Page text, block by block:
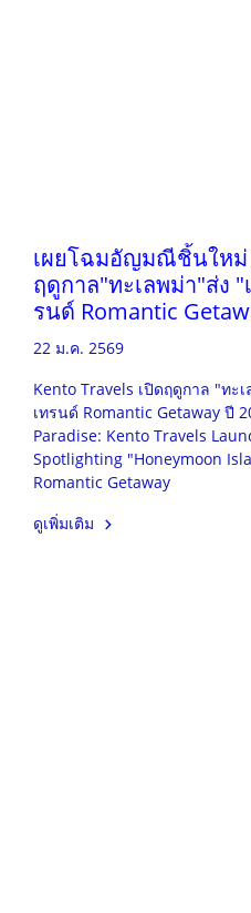
เผยโฉมอัญมณีชิ้นใหม่
ฤดูกาล"ทะเลพม่า"ส่ง
รนด์ Romantic
22 ม.ค. 2569
Kento Travels เปิดฤดูกาล "ท
เทรนด์ Romantic Getaway ปี
Paradise: Kento Travels
Spotlighting "Honeymoon
Romantic Getaway
ดูเพิ่มเติม